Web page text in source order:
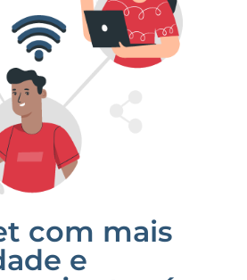
com mais
e